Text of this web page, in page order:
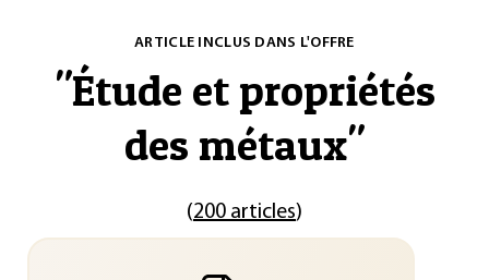
ARTICLE INCLUS DANS L'OFFRE
"Étude et propriétés
des métaux"
(200 articles)